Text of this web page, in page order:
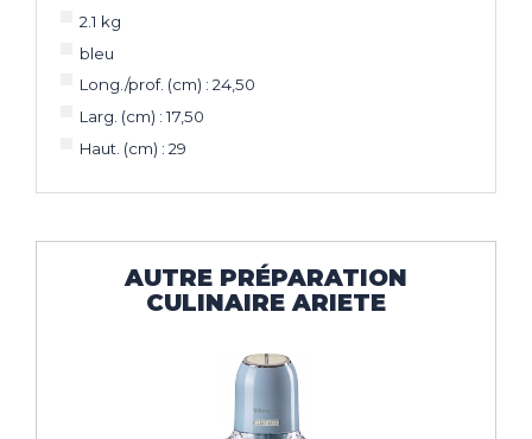
2.1 kg
bleu
Long./prof. (cm) : 24,50
Larg. (cm) : 17,50
Haut. (cm) : 29
AUTRE PRÉPARATION
CULINAIRE ARIETE